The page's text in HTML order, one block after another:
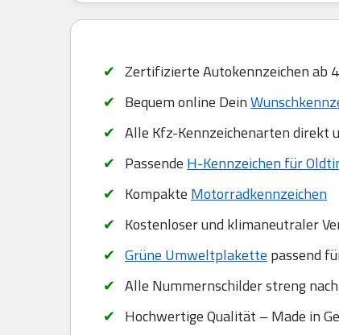
Zertifizierte Autokennzeichen ab
Bequem online Dein
Alle Kfz-Kennzeichenarten direkt
Passende H-Kennzeichen für
Kompakte Motorradkennzeichen
Kostenloser und klimaneutraler
Grüne Umweltplakette passend
Alle Nummernschilder streng
Hochwertige Qualität – Made in